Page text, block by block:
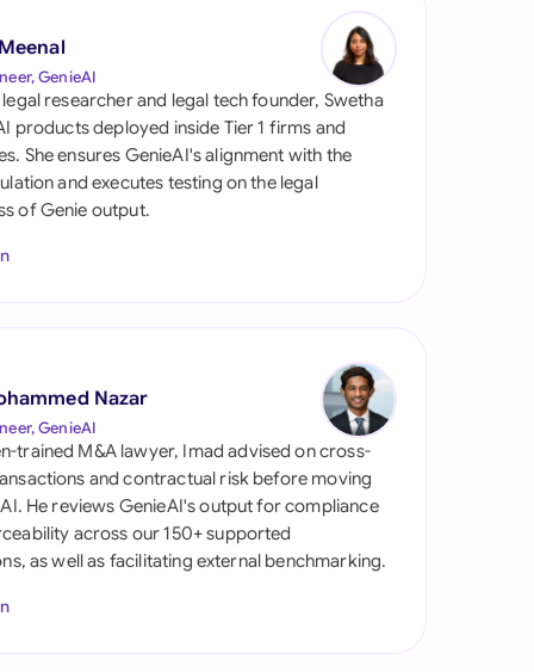
GenieAI
researcher and legal tech founder, Swetha
products deployed inside Tier 1 firms and
She ensures GenieAI's alignment with the
and executes testing on the legal
of Genie output.
Nazar
GenieAI
trained M&A lawyer, Imad advised on cross-
and contractual risk before moving
He reviews GenieAI's output for compliance
across our 150+ supported
as well as facilitating external benchmarking.